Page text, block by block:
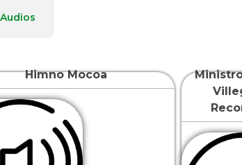
Himno Mocoa